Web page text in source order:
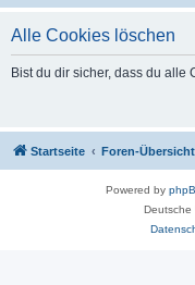
Alle Cookies löschen
Bist du dir sicher, dass du alle
Startseite Foren-Übersicht
Powered by
Deutsche